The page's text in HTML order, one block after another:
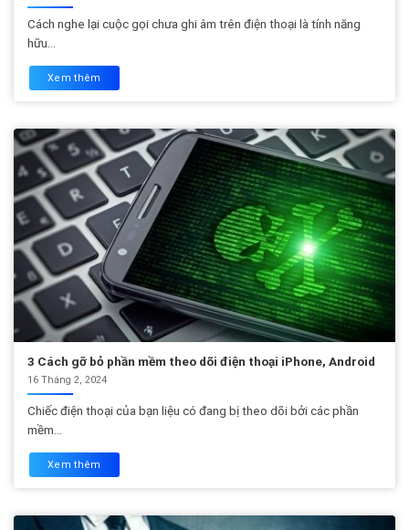
Cách nghe lại cuộc gọi chưa ghi âm trên điện thoại là tính năng
hữu...
Xem thêm
3 Cách gỡ bỏ phần mềm theo dõi điện thoại iPhone, Android
16 Tháng 2, 2024
Chiếc điện thoại của bạn liệu có đang bị theo dõi bởi các phần
mềm...
Xem thêm